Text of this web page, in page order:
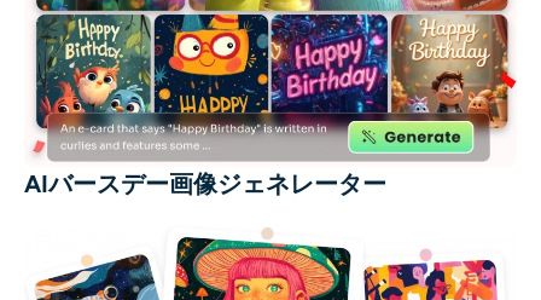
AIバースデー画像ジェネレーター